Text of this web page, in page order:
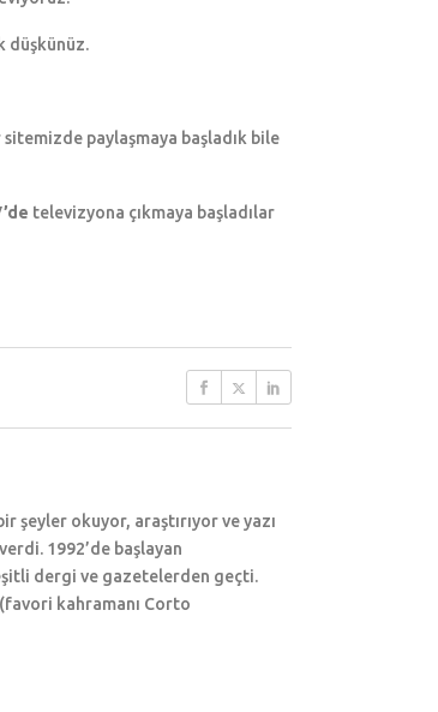
düşkünüz.
paylaşmaya başladık bile
televizyona çıkmaya başladılar
şeyler okuyor, araştırıyor ve yazı
1992’de başlayan
dergi ve gazetelerden geçti.
kahramanı Corto